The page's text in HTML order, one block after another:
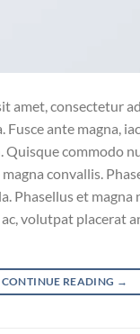
amet, consectetur
Fusce ante magna,
Quisque commodo
convallis.
Phasellus et magna
volutpat placerat
CONTINUE READING →